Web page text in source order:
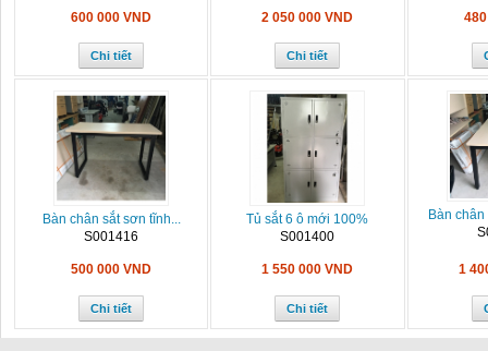
600 000 VND
Chi tiết
2 050 000 VND
Chi tiết
Bàn chân sắt sơn tĩnh...
S001416
500 000 VND
Chi tiết
Tủ sắt 6 ô mới 100%
S001400
1 550 000 VND
Chi tiết
Bàn
1